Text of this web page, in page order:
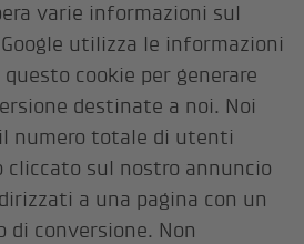
varie informazioni sul
utilizza le informazioni
cookie per generare
destinate a noi. Noi
numero totale di utenti
cliccato sul nostro annuncio
a una pagina con un
di conversione. Non